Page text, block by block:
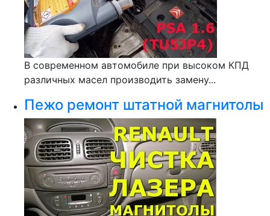
В современном автомобиле при высоком КПД
различных масел производить замену...
Пежо ремонт штатной магнитолы